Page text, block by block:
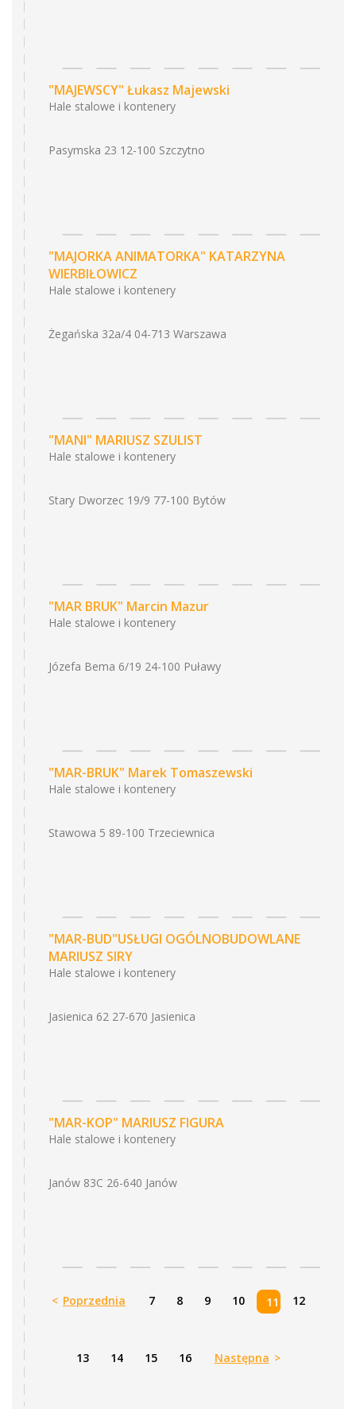
"MAJEWSCY" Łukasz Majewski
Hale stalowe i kontenery
Pasymska 23 12-100 Szczytno
"MAJORKA ANIMATORKA" KATARZYNA
WIERBIŁOWICZ
Hale stalowe i kontenery
Żegańska 32a/4 04-713 Warszawa
"MANI" MARIUSZ SZULIST
Hale stalowe i kontenery
Stary Dworzec 19/9 77-100 Bytów
"MAR BRUK" Marcin Mazur
Hale stalowe i kontenery
Józefa Bema 6/19 24-100 Puławy
"MAR-BRUK" Marek Tomaszewski
Hale stalowe i kontenery
Stawowa 5 89-100 Trzeciewnica
"MAR-BUD"USŁUGI OGÓLNOBUDOWLANE
MARIUSZ SIRY
Hale stalowe i kontenery
Jasienica 62 27-670 Jasienica
"MAR-KOP" MARIUSZ FIGURA
Hale stalowe i kontenery
Janów 83C 26-640 Janów
< Poprzednia 7 8 9 10 11 12
13 14 15 16 Następna >